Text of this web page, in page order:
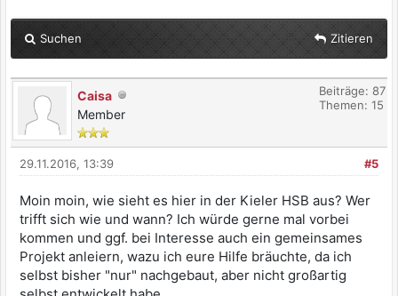
Suchen Zitieren
Caisa
Member
Beiträge: 87
Themen: 15
#5
29.11.2016, 13:39
Moin moin, wie sieht es hier in der Kieler HSB aus? Wer
trifft sich wie und wann? Ich würde gerne mal vorbei
kommen und ggf. bei Interesse auch ein gemeinsames
Projekt anleiern, wazu ich eure Hilfe bräuchte, da ich
selbst bisher "nur" nachgebaut, aber nicht großartig